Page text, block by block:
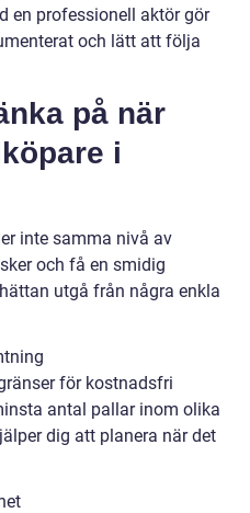
en professionell aktör gör
och lätt att följa
på när
i
inte samma nivå av
och få en smidig
utgå från några enkla
för kostnadsfri
antal pallar inom olika
dig att planera när det